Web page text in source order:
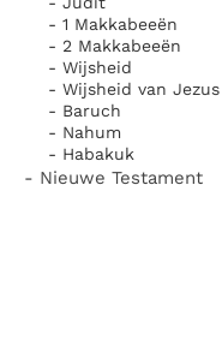
- 1 Makkabeeën
- 2 Makkabeeën
- Wijsheid
- Wijsheid van
- Baruch
- Nahum
- Habakuk
- Nieuwe Testament
helden in Davids
Filistijnen
de strijd,
Elazar viel toen
totdat zijn hand
zijn zwaard niet
schonk Jahwe
keerde terug en
Tenslotte